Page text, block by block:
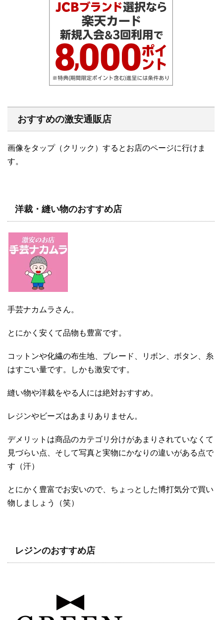
おすすめの激安通販店
画像をタップ（クリック）するとお店のページに行けま
す。
洋裁・縫い物のおすすめ店
手芸ナカムラさん。
とにかく安くて品物も豊富です。
コットンや化繊の布生地、ブレード、リボン、ボタン、糸
はすごい量です。しかも激安です。
縫い物や洋裁をやる人には絶対おすすめ。
レジンやビーズはあまりありません。
デメリットは商品のカテゴリ分けがあまりされていなくて
見づらい点、そして写真と実物にかなりの違いがある点で
す（汗）
とにかく豊富でお安いので、ちょっとした博打気分で買い
物しましょう（笑）
レジンのおすすめ店